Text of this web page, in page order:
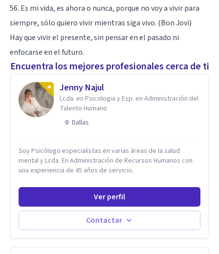
56. Es mi vida, es ahora o nunca, porque no voy a vivir para
siempre, sólo quiero vivir mientras siga vivo. (Bon Jovi)
Hay que vivir el presente, sin pensar en el pasado ni
enfocarse en el futuro.
Encuentra los mejores profesionales cerca de ti
Jenny Najul
Lcda. en Psicologia y Esp. en Administración del
Talento Humano
Dallas
Soy Psicólogo especialistas en varias áreas de la salud
mental y Lcda. En Administración de Recursos Humanos con
una experiencia de 45 años de servicio.
Ver perfil
Contactar